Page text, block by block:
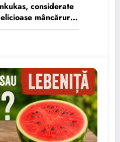
considerate
mâncăruri
doar trei